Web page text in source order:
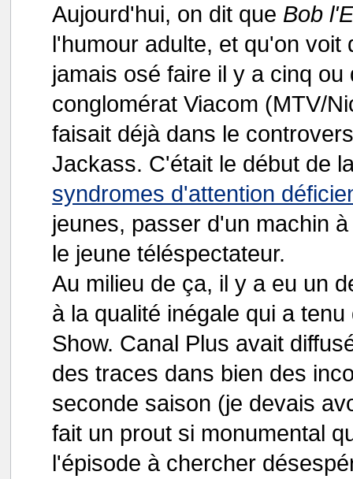
Aujourd'hui, on dit que Bob
l'humour adulte, et qu'on
jamais osé faire il y a cinq
conglomérat Viacom (MTV/
faisait déjà dans le
Jackass. C'était le début de
syndromes d'attention
jeunes, passer d'un machin
le jeune téléspectateur.
Au milieu de ça, il y a eu un
à la qualité inégale qui a
Show. Canal Plus avait
des traces dans bien des
seconde saison (je devais
fait un prout si monumental
l'épisode à chercher